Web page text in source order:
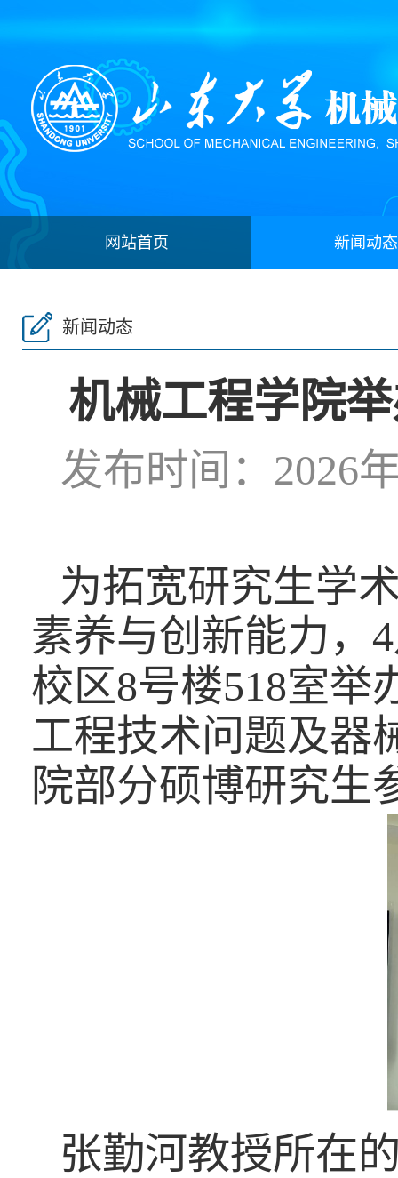
网站首页 新闻动态
新闻动态
机械工程学院
发布时间：2026
为拓宽研究生学
素养与创新能力， 4
校区8号楼518室举
工程技术问题及器
院部分硕博研究生
张勤河教授所在